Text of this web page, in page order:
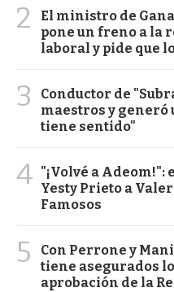
2
El ministro de
pone un freno a la
laboral y pide que
3
Conductor de
maestros y generó
tiene sentido"
4 "¡Volvé a
Yesty Prieto a
Famosos
5
Con Perrone y
tiene asegurados
aprobación de la